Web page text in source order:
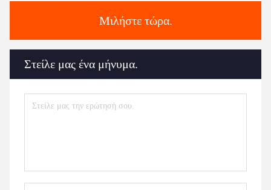
Μιλήστε τώρα.
Στείλε μας ένα μήνυμα.